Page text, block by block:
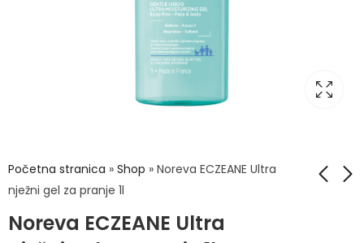
Početna stranica » Shop » Noreva ECZEANE Ultra
nježni gel za pranje 1l
Noreva ECZEANE Ultra